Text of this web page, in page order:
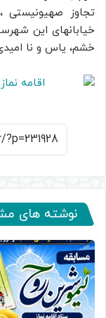
تجاوز صهیونیستی
خیابانهای این
خشم، یاس و نا
نوشته های